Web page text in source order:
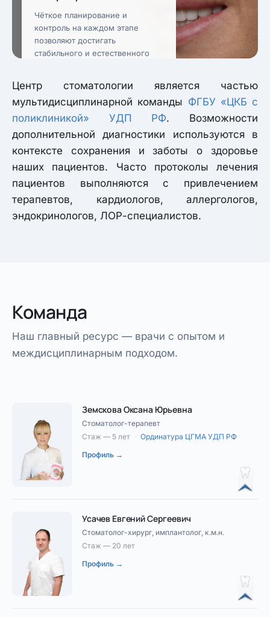
Чёткое планирование и
контроль на каждом этапе
позволяют достигать
стабильного и естественного
Центр стоматологии является частью
мультидисциплинарной команды ФГБУ «ЦКБ с
поликлиникой» УДП РФ. Возможности
дополнительной диагностики используются в
контексте сохранения и заботы о здоровье
наших пациентов. Часто протоколы лечения
пациентов выполняются с привлечением
терапевтов, кардиологов, аллергологов,
эндокринологов, ЛОР-специалистов.
Команда
Наш главный ресурс — врачи с опытом и
междисциплинарным подходом.
Земскова Оксана Юрьевна
Стоматолог-терапевт
Стаж — 5 лет · Ординатура ЦГМА УДП РФ
Профиль →
Усачев Евгений Сергеевич
Стоматолог-хирург, имплантолог, к.м.н.
Стаж — 20 лет
Профиль →